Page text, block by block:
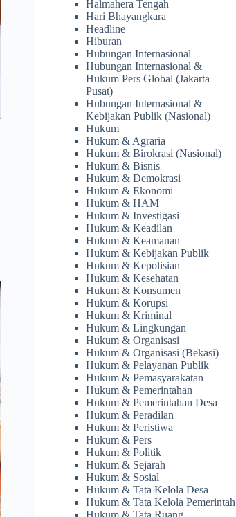
Halmahera Tengah
Hari Bhayangkara
Headline
Hiburan
Hubungan Internasional
Hubungan Internasional &
Hukum Pers Global (Jakarta
Pusat)
Hubungan Internasional &
Kebijakan Publik (Nasional)
Hukum
Hukum & Agraria
Hukum & Birokrasi (Nasional)
Hukum & Bisnis
Hukum & Demokrasi
Hukum & Ekonomi
Hukum & HAM
Hukum & Investigasi
Hukum & Keadilan
Hukum & Keamanan
Hukum & Kebijakan Publik
Hukum & Kepolisian
Hukum & Kesehatan
Hukum & Konsumen
Hukum & Korupsi
Hukum & Kriminal
Hukum & Lingkungan
Hukum & Organisasi
Hukum & Organisasi (Bekasi)
Hukum & Pelayanan Publik
Hukum & Pemasyarakatan
Hukum & Pemerintahan
Hukum & Pemerintahan Desa
Hukum & Peradilan
Hukum & Peristiwa
Hukum & Pers
Hukum & Politik
Hukum & Sejarah
Hukum & Sosial
Hukum & Tata Kelola Desa
Hukum & Tata Kelola Pemerintah